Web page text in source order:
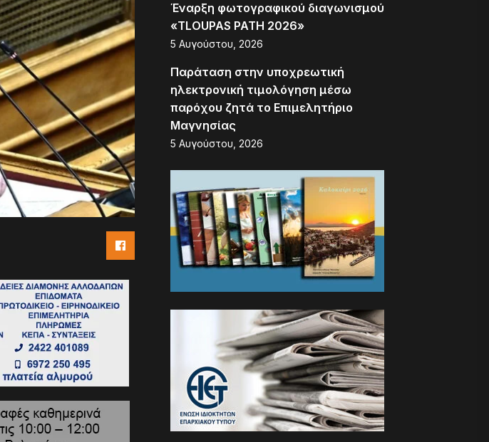
Έναρξη φωτογραφικού διαγωνισμού
«TLOUPAS PATH 2026»
5 Αυγούστου, 2026
Παράταση στην υποχρεωτική
ηλεκτρονική τιμολόγηση μέσω
παρόχου ζητά το Επιμελητήριο
Μαγνησίας
5 Αυγούστου, 2026